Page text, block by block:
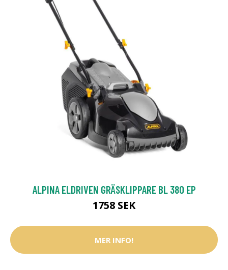
ALPINA ELDRIVEN GRÄSKLIPPARE BL 380 EP
1758 SEK
MER INFO!